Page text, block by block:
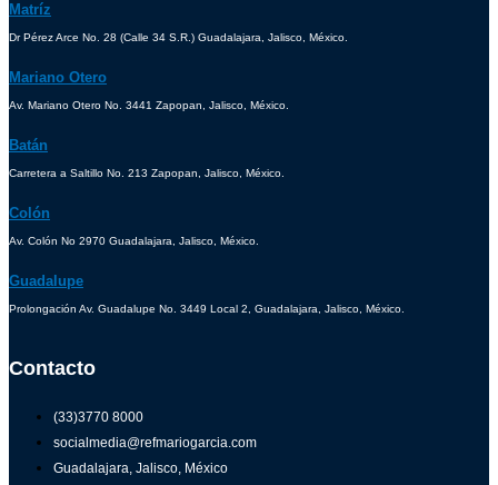
Matríz
Dr Pérez Arce No. 28 (Calle 34 S.R.) Guadalajara, Jalisco, México.
Mariano Otero
Av. Mariano Otero No. 3441 Zapopan, Jalisco, México.
Batán
Carretera a Saltillo No. 213 Zapopan, Jalisco, México.
Colón
Av. Colón No 2970 Guadalajara, Jalisco, México.
Guadalupe
Prolongación Av. Guadalupe No. 3449 Local 2, Guadalajara, Jalisco, México.
Contacto
(33)3770 8000
socialmedia@refmariogarcia.com
Guadalajara, Jalisco, México